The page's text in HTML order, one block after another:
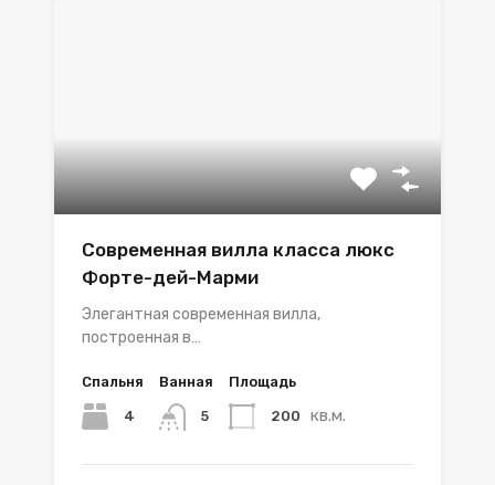
Современная вилла класса люкс
Форте-дей-Марми
Элегантная современная вилла,
построенная в…
Спальня
4
Ванная
5
Площадь
200 кв.м.